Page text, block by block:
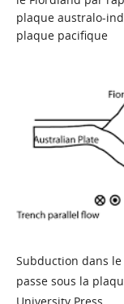
plaque australo-
plaque pacifique
Subduction dans
passe sous la
University Press